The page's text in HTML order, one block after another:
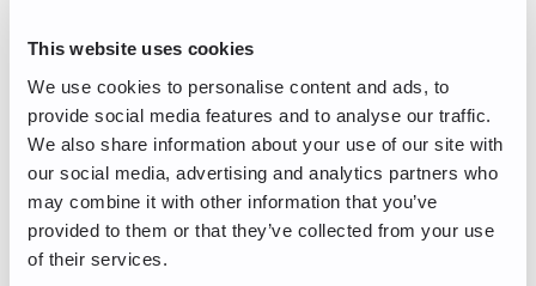
This website uses cookies
We use cookies to personalise content and ads, to
provide social media features and to analyse our traffic.
We also share information about your use of our site with
our social media, advertising and analytics partners who
may combine it with other information that you’ve
provided to them or that they’ve collected from your use
of their services.
créer un nouveau mot de passe. Pour des raisons de sécurité,
bitFlyer recommande de créer un nouveau mot de passe unique
et qui ne ressemble pas à votre ancien mot de passe.
Si vous rencontrez des problèmes avec la réinitialisation de votre
Service Client
Vous avez déménagé ? Changé votre numéro de téléphone ? Fait
une faute de frappe au moment de remplir vos informations
personnelles ?
Ne vous inquiétez pas! Le Service Client de bitFlyer vous aidera à
mettre à jour votre compte, tout en s'assurant de votre
confidentialité et sécurité.
Pour nous assurer que vous êtes le vrai titulaire du compte
demandant les changements, nous vous demandons de bien
vouloir nous envoyez un e-mail avec l'adresse e-mail associée à
votre compte bitFlyer
Lire la suite
Pouvoir enregistrer une adresse externe